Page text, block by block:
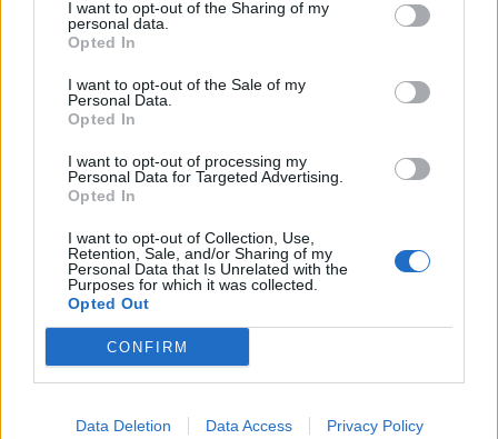
I want to opt-out of the Sharing of my
personal data.
Opted In
I want to opt-out of the Sale of my
Personal Data.
Opted In
I want to opt-out of processing my
Personal Data for Targeted Advertising.
Opted In
I want to opt-out of Collection, Use,
Retention, Sale, and/or Sharing of my
Personal Data that Is Unrelated with the
Purposes for which it was collected.
Opted Out
CONFIRM
Data Deletion Data Access Privacy Policy
Εγκρίθηκε το Σχέδιο Αστικής Ανθεκτικότητας του
δήμου Μαλεβιζίου
09.08.2026 - 08.30